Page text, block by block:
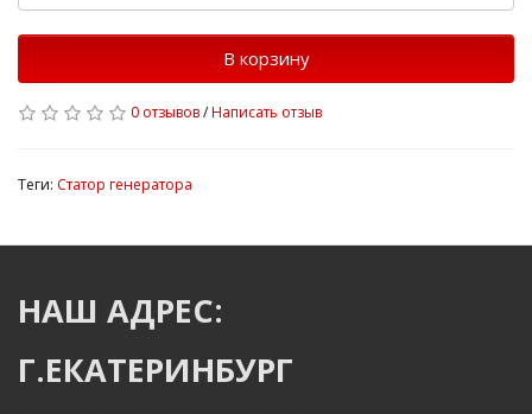
В корзину
0 отзывов/Написать отзыв
Теги: Статор генератора
НАШ АДРЕС:
Г.ЕКАТЕРИНБУРГ